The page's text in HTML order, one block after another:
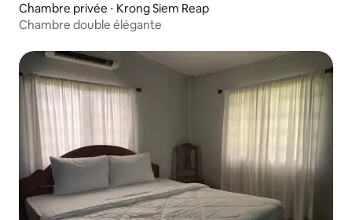
Chambre privée ⋅ Krong Siem Reap
Chambre double élégante